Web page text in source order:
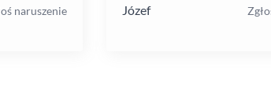
naruszenie
szybko i schludnie.
Józef